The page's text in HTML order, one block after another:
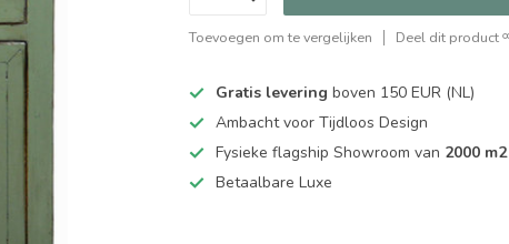
Toevoegen om te vergelijken Deel dit product
Gratis levering boven 150 EUR (NL)
Ambacht voor Tijdloos Design
Fysieke flagship Showroom van 2000 m2
Betaalbare Luxe